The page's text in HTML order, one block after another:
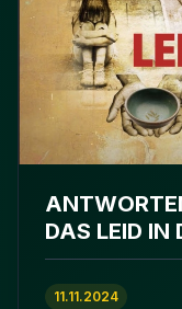
DAS LEID IN
11.11.2024